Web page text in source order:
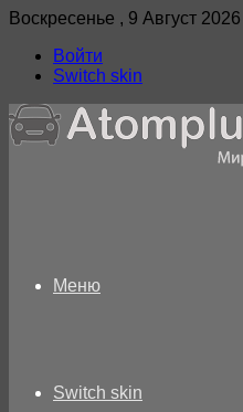
Воскресенье , 9 Август 2026
Войти
Switch skin
Меню
Switch skin